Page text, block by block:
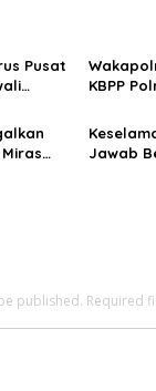
Pusat
KBPP
Jawab
published. Required